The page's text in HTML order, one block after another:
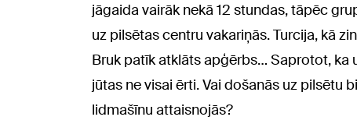
jāgaida vairāk nekā 12 stundas, tāpēc
uz pilsētas centru vakariņās. Turcija, kā
Bruk patīk atklāts apģērbs… Saprotot, ka
jūtas ne visai ērti. Vai došanās uz pilsētu
lidmašīnu attaisnojās?